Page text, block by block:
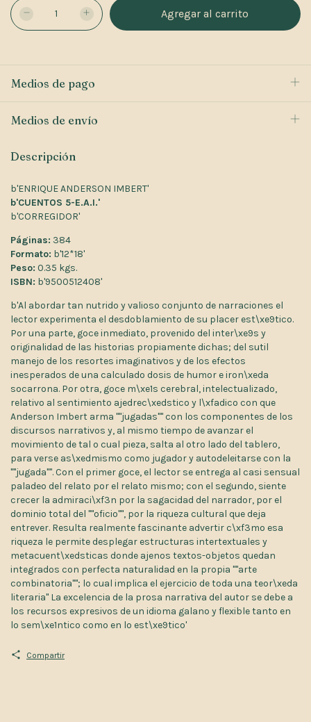
Medios de pago
Medios de envío
Descripción
b'ENRIQUE ANDERSON IMBERT'
b'CUENTOS 5-E.A.I.'
b'CORREGIDOR'
Páginas: 384
Formato: b'12*18'
Peso: 0.35 kgs.
ISBN: b'9500512408'
b'Al abordar tan nutrido y valioso conjunto de narraciones el
lector experimenta el desdoblamiento de su placer est\xe9tico.
Por una parte, goce inmediato, provenido del inter\xe9s y
originalidad de las historias propiamente dichas; del sutil
manejo de los resortes imaginativos y de los efectos
inesperados de una calculado dosis de humor e iron\xeda
socarrona. Por otra, goce m\xe1s cerebral, intelectualizado,
relativo al sentimiento ajedrec\xedstico y l\xfadico con que
Anderson Imbert arma ""jugadas"" con los componentes de los
discursos narrativos y, al mismo tiempo de avanzar el
movimiento de tal o cual pieza, salta al otro lado del tablero,
para verse as\xedmismo como jugador y autodeleitarse con la
""jugada"". Con el primer goce, el lector se entrega al casi sensual
paladeo del relato por el relato mismo; con el segundo, siente
crecer la admiraci\xf3n por la sagacidad del narrador, por el
dominio total del ""oficio"", por la riqueza cultural que deja
entrever. Resulta realmente fascinante advertir c\xf3mo esa
riqueza le permite desplegar estructuras intertextuales y
metacuent\xedsticas donde ajenos textos-objetos quedan
integrados con perfecta naturalidad en la propia ""arte
combinatoria""; lo cual implica el ejercicio de toda una teor\xeda
literaria" La excelencia de la prosa narrativa del autor se debe a
los recursos expresivos de un idioma galano y flexible tanto en
lo sem\xe1ntico como en lo est\xe9tico'
Compartir